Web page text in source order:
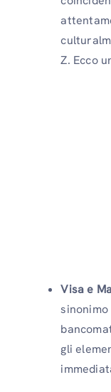
Z. Ecco
Visa e
gli